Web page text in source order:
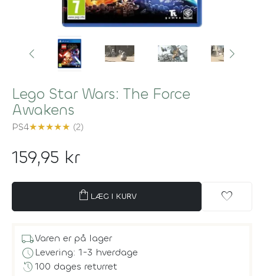
Lego Star Wars: The Force
Awakens
PS4★★★★★ (2)
159,95 kr
shopping_bag LÆG I KURV favorite
local_shippingVaren er på lager
scheduleLevering: 1-3 hverdage
history100 dages returret